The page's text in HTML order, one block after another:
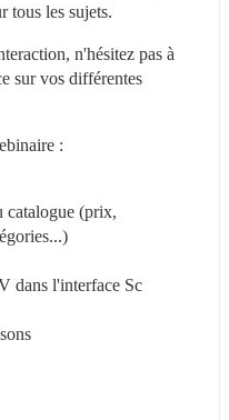
tous les sujets.
n'hésitez pas à
sur vos différentes
:
catalogue (prix,
dans l'interface Sc